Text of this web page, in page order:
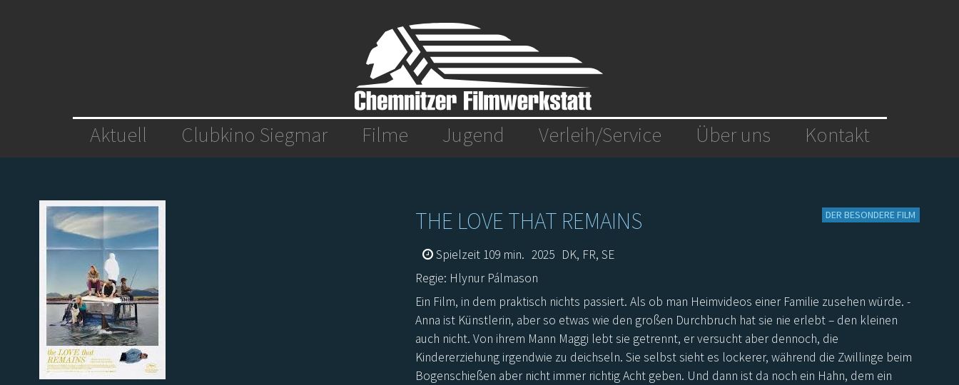
Aktuell Clubkino Siegmar Filme Jugend Verleih/Service Über uns Kontakt
THE LOVE THAT REMAINS DER BESONDERE FILM
Spielzeit 109 min. 2025 DK, FR, SE
Regie: Hlynur Pálmason
Ein Film, in dem praktisch nichts passiert. Als ob man Heimvideos einer Familie zusehen würde. -
Anna ist Künstlerin, aber so etwas wie den großen Durchbruch hat sie nie erlebt – den kleinen
auch nicht. Von ihrem Mann Maggi lebt sie getrennt, er versucht aber dennoch, die
Kindererziehung irgendwie zu deichseln. Sie selbst sieht es lockerer, während die Zwillinge beim
Bogenschießen aber nicht immer richtig Acht geben. Und dann ist da noch ein Hahn, dem ein